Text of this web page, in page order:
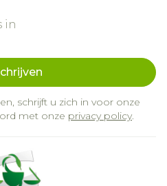
schrijft u zich in voor onze
met onze privacy policy.